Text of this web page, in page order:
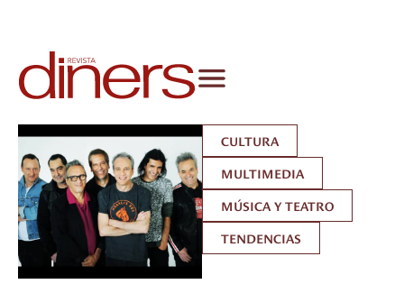
CULTURA
MULTIMEDIA
MÚSICA Y TEATRO
TENDENCIAS